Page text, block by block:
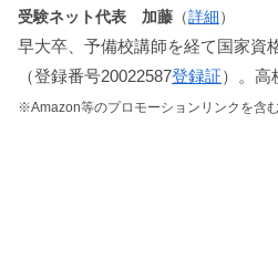
受験ネット代表 加藤 （詳細）
早大卒、予備校講師を経て国家資
（登録番号20022587登録証）。高
※Amazon等のプロモーションリンクを含